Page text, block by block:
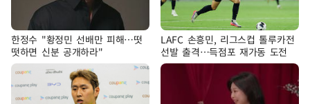
한정수 "황정민 선배만 피해…떳
떳하면 신분 공개하라"
LAFC 손흥민, 리그스컵 톨루카전
선발 출격…득점포 재가동 도전